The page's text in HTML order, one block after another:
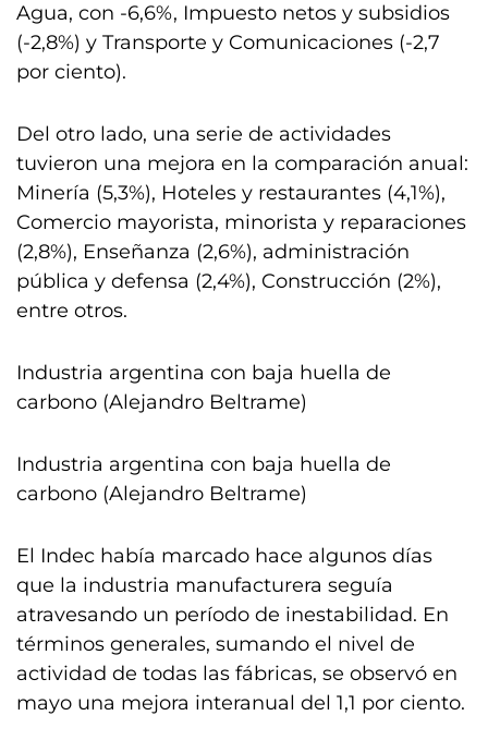
Agua, con -6,6%, Impuesto netos y subsidios
(-2,8%) y Transporte y Comunicaciones (-2,7
por ciento).
Del otro lado, una serie de actividades
tuvieron una mejora en la comparación anual:
Minería (5,3%), Hoteles y restaurantes (4,1%),
Comercio mayorista, minorista y reparaciones
(2,8%), Enseñanza (2,6%), administración
pública y defensa (2,4%), Construcción (2%),
entre otros.
Industria argentina con baja huella de
carbono (Alejandro Beltrame)
Industria argentina con baja huella de
carbono (Alejandro Beltrame)
El Indec había marcado hace algunos días
que la industria manufacturera seguía
atravesando un período de inestabilidad. En
términos generales, sumando el nivel de
actividad de todas las fábricas, se observó en
mayo una mejora interanual del 1,1 por ciento.